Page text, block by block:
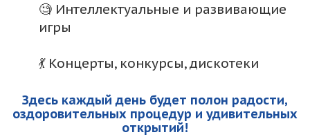
🧐 Интеллектуальные и развивающие
игры
💃 Концерты, конкурсы, дискотеки
Здесь каждый день будет полон радости,
оздоровительных процедур и удивительных
открытий!